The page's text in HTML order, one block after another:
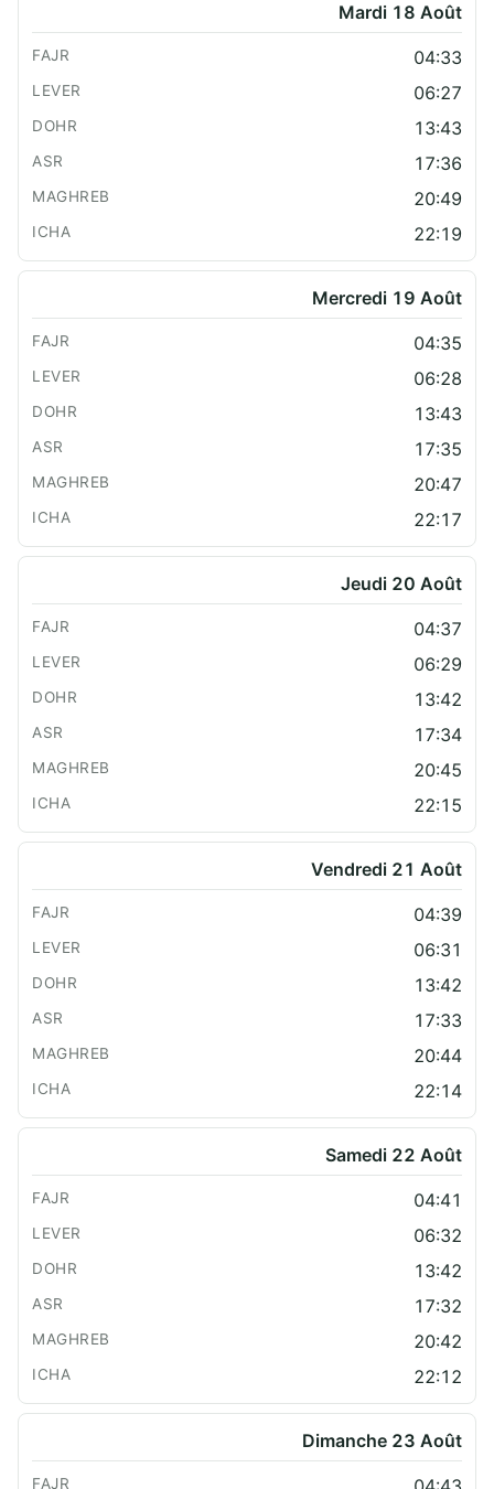
Mardi 18 Août
04:33
06:27
13:43
17:36
20:49
22:19
Mercredi 19 Août
04:35
06:28
13:43
17:35
20:47
22:17
Jeudi 20 Août
04:37
06:29
13:42
17:34
20:45
22:15
Vendredi 21 Août
04:39
06:31
13:42
17:33
20:44
22:14
Samedi 22 Août
04:41
06:32
13:42
17:32
20:42
22:12
Dimanche 23 Août